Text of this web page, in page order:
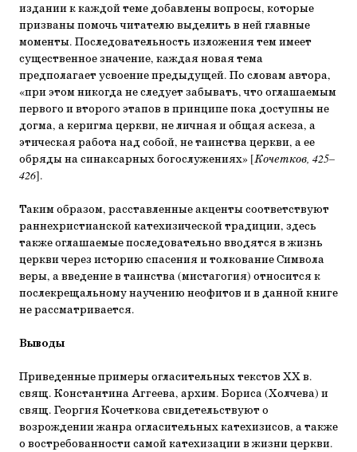
издании к каждой теме добавлены вопросы, которые
призваны помочь читателю выделить в ней главные
моменты. Последовательность изложения тем имеет
существенное значение, каждая новая тема
предполагает усвоение предыдущей. По словам автора,
«при этом никогда не следует забывать, что оглашаемым
первого и второго этапов в принципе пока доступны не
догма, а керигма церкви, не личная и общая аскеза, а
этическая работа над собой, не таинства церкви, а ее
обряды на синаксарных богослужениях» [Кочетков, 425–
426].
Таким образом, расставленные акценты соответствуют
раннехристианской катехизической традиции, здесь
также оглашаемые последовательно вводятся в жизнь
церкви через историю спасения и толкование Символа
веры, а введение в таинства (мистагогия) относится к
послекрещальному научению неофитов и в данной книге
не рассматривается.
Выводы
Приведенные примеры огласительных текстов ХХ в.
свящ. Константина Аггеева, архим. Бориса (Холчева) и
свящ. Георгия Кочеткова свидетельствуют о
возрождении жанра огласительных катехизисов, а также
о востребованности самой катехизации в жизни церкви.